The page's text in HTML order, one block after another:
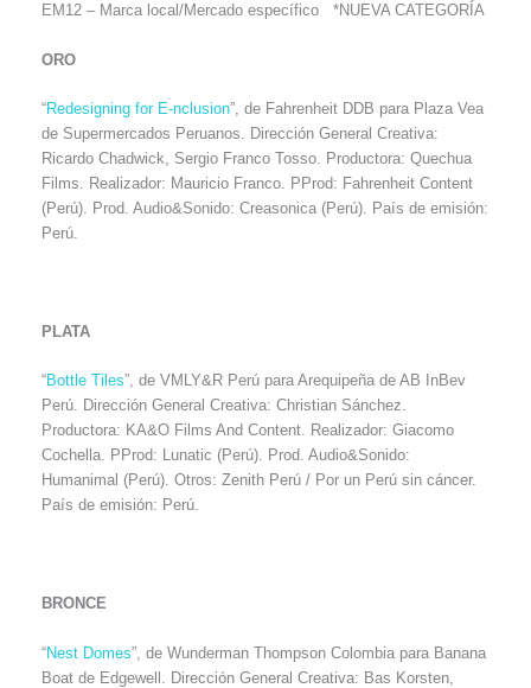
EM12 – Marca local/Mercado específico *NUEVA CATEGORÍA
ORO
“Redesigning for E-nclusion”, de Fahrenheit DDB para Plaza Vea
de Supermercados Peruanos. Dirección General Creativa:
Ricardo Chadwick, Sergio Franco Tosso. Productora: Quechua
Films. Realizador: Mauricio Franco. PProd: Fahrenheit Content
(Perú). Prod. Audio&Sonido: Creasonica (Perú). País de emisión:
Perú.
PLATA
“Bottle Tiles”, de VMLY&R Perú para Arequipeña de AB InBev
Perú. Dirección General Creativa: Christian Sánchez.
Productora: KA&O Films And Content. Realizador: Giacomo
Cochella. PProd: Lunatic (Perú). Prod. Audio&Sonido:
Humanimal (Perú). Otros: Zenith Perú / Por un Perú sin cáncer.
País de emisión: Perú.
BRONCE
“Nest Domes”, de Wunderman Thompson Colombia para Banana
Boat de Edgewell. Dirección General Creativa: Bas Korsten,